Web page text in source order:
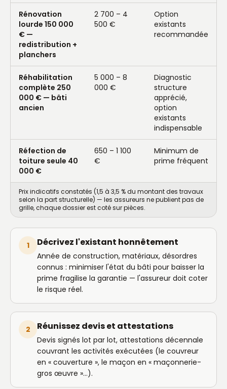
Rénovation
lourde 150 000
€ —
redistribution +
planchers
2 700 – 4
500 €
Option
existants
recommandée
Réhabilitation
complète 250
000 € — bâti
ancien
5 000 – 8
000 €
Diagnostic
structure
apprécié,
option
existants
indispensable
Réfection de
toiture seule 40
000 €
650 – 1 100
€
Minimum de
prime fréquent
Prix indicatifs constatés (1,5 à 3,5 % du montant des travaux
selon la part structurelle) — les assureurs ne publient pas de
grille, chaque dossier est coté sur pièces.
1 Décrivez l'existant honnêtement
Année de construction, matériaux, désordres
connus : minimiser l'état du bâti pour baisser la
prime fragilise la garantie — l'assureur doit coter
le risque réel.
2 Réunissez devis et attestations
Devis signés lot par lot, attestations décennale
couvrant les activités exécutées (le couvreur
en « couverture », le maçon en « maçonnerie-
gros œuvre »…).